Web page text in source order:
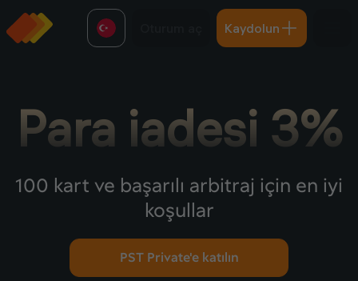
Kaydolun
Para iadesi 3%
100 kart ve başarılı arbitraj için en iyi
koşullar
PST Private'e katılın